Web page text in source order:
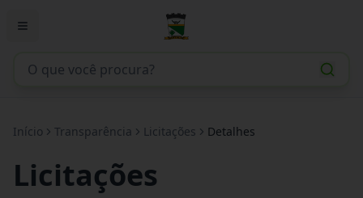
Início Transparência Licitações Detalhes
Licitações